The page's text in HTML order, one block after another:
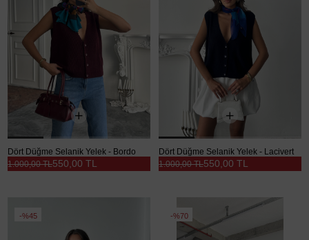
Dört Düğme Selanik Yelek - Bordo
550,00 TL
1.000,00 TL
Dört Düğme Selanik Yelek - Lacivert
550,00 TL
1.000,00 TL
%45 %70